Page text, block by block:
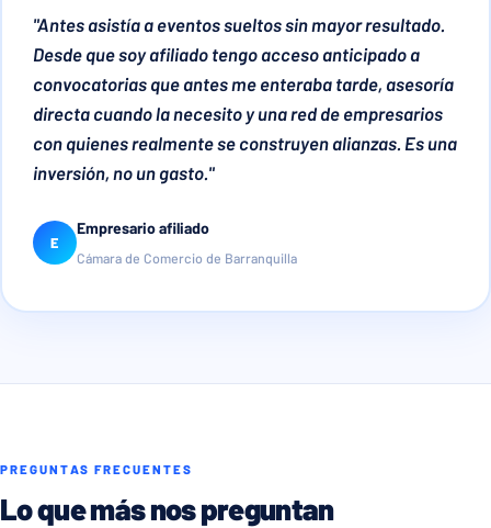
"Antes asistía a eventos sueltos sin mayor resultado.
Desde que soy afiliado tengo acceso anticipado a
convocatorias que antes me enteraba tarde, asesoría
directa cuando la necesito y una red de empresarios
con quienes realmente se construyen alianzas. Es una
inversión, no un gasto."
E
Empresario afiliado
Cámara de Comercio de Barranquilla
PREGUNTAS FRECUENTES
Lo que más nos preguntan